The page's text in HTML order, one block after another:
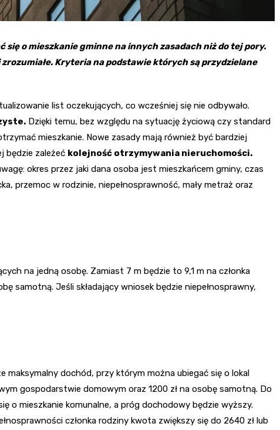
się o mieszkanie gminne na innych zasadach niż do tej pory.
Kryteria na podstawie których są przydzielane
list oczekujących, co wcześniej się nie odbywało.
Dzięki temu, bez względu na sytuację życiową czy standard
mieszkanie. Nowe zasady mają również być bardziej
będzie zależeć kolejność otrzymywania nieruchomości.
okres przez jaki dana osoba jest mieszkańcem gminy, czas
przemoc w rodzinie, niepełnosprawność, mały metraż oraz
na jedną osobę. Zamiast 7 m będzie to 9,1 m na członka
samotną. Jeśli składający wniosek będzie niepełnosprawny,
maksymalny dochód, przy którym można ubiegać się o lokal
gospodarstwie domowym oraz 1200 zł na osobę samotną. Do
o mieszkanie komunalne, a próg dochodowy będzie wyższy.
członka rodziny kwota zwiększy się do 2640 zł lub